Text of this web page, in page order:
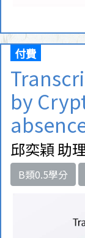
付費
by
邱奕穎 助
B類0.5學分